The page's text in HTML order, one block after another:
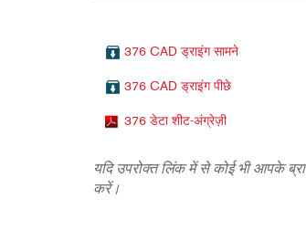
376 CAD ड्राइंग सामने
376 CAD ड्राइंग पीछे
376 डेटा शीट-अंग्रेज़ी
यदि उपरोक्त लिंक में से कोई भी आपके
करें।